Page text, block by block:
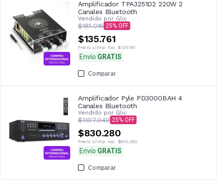
Amplificador TPA3251D2 220W 2
Canales Bluetooth
Vendido por Glic
$181.016 25
$135.761
Precio s/imp. nac. $135.761
Envío GRATIS
Comparar
Amplificador Pyle PD3000BAH 4
Canales Bluetooth
Vendido por Glic
$1.107.040 25
$830.280
Precio s/imp. nac. $830.280
Envío GRATIS
Comparar